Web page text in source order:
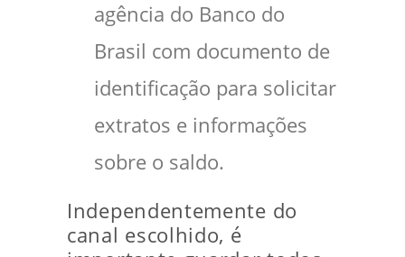
agência do Banco do
Brasil com documento de
identificação para solicitar
extratos e informações
sobre o saldo.
Independentemente do
canal escolhido, é